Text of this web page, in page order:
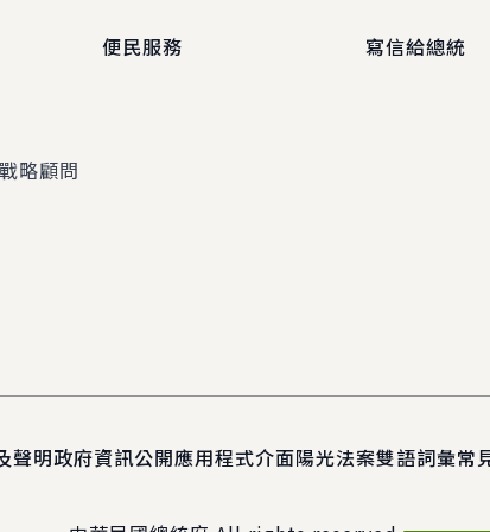
略顧問
便民服務 寫信給總統
聲明政府資訊公開應用程式介面陽光法案雙語詞彙常